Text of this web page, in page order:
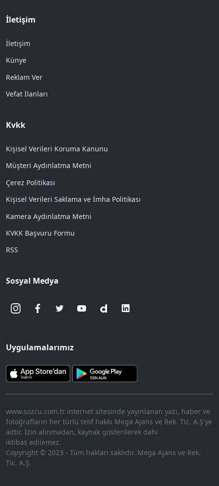
İletişim
İletişim
Künye
Reklam Ver
Vefat İlanları
Kvkk
Kişisel Verileri Koruma Kanunu
Müşteri Aydınlatma Metni
Çerez Politikası
Kişisel Verileri Saklama ve İmha Politikası
Kamera Aydınlatma Metni
KVKK Başvuru Formu
RSS
Sosyal Medya
Uygulamalarımız
www.sozcu.com.tr internet sitesinde yayınlanan yazı, haber ve
fotoğrafların her türlü telif hakkı Mega Ajans ve Rek. Tic. A.Ş'ye
aittir. İzin alınmadan, kaynak gösterilerek dahi
iktibas edilemez.
Copyright © 2023 - Tüm hakları saklıdır. Mega Ajans ve Rek.
Tic. A.Ş.